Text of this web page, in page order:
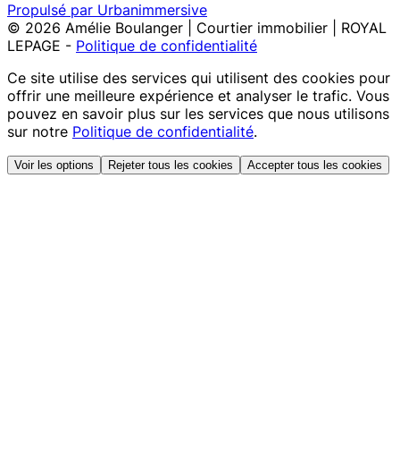
Propulsé par Urbanimmersive
© 2026 Amélie Boulanger | Courtier immobilier | ROYAL
LEPAGE - Politique de confidentialité
Ce site utilise des services qui utilisent des cookies pour
offrir une meilleure expérience et analyser le trafic. Vous
pouvez en savoir plus sur les services que nous utilisons
sur notre Politique de confidentialité.
Voir les options Rejeter tous les cookies Accepter tous les cookies